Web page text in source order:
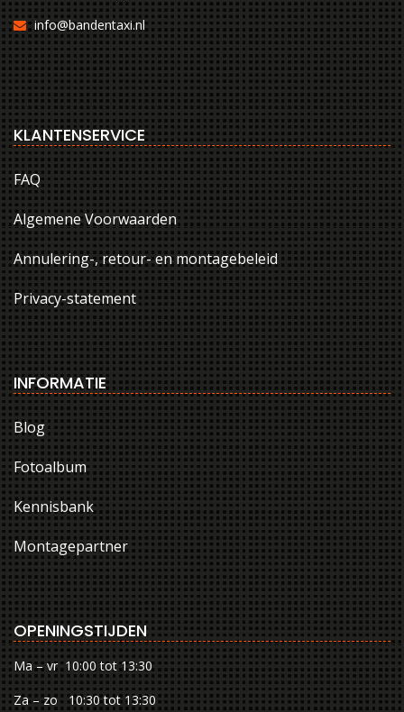
info@bandentaxi.nl
KLANTENSERVICE
FAQ
Algemene Voorwaarden
Annulering-, retour- en montagebeleid
Privacy-statement
INFORMATIE
Blog
Fotoalbum
Kennisbank
Montagepartner
OPENINGSTIJDEN
Ma – vr 10:00 tot 13:30
Za – zo 10:30 tot 13:30